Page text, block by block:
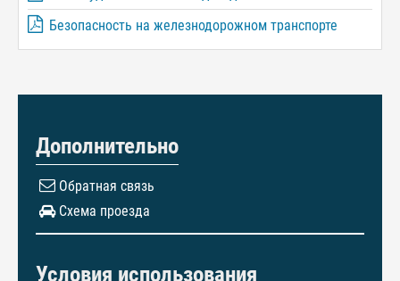
Безопасность на железнодорожном транспорте
Дополнительно
Обратная связь
Схема проезда
Условия использования